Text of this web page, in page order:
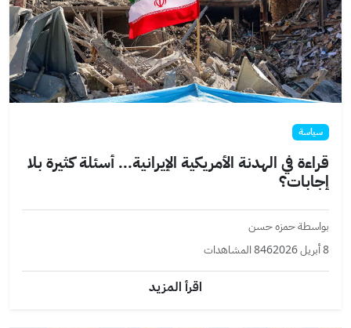
سياسة
قراءة في الهدنة الأمريكية الإيرانية... أسئلة كثيرة بلا
إجابات؟
بواسطة حمزه حسن
8 أبريل 2026
846 المشاهدات
اقرأ المزيد